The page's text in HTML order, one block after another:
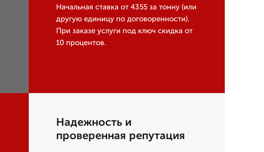
Начальная ставка от 4355 за тонну (или
другую единицу по договоренности).
При заказе услуги под ключ скидка от
10 процентов.
Надежность и
проверенная репутация